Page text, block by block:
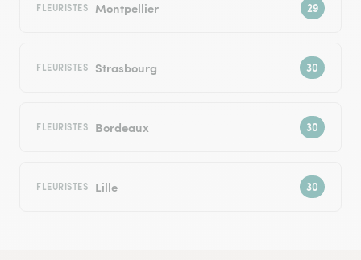
FLEURISTES Montpellier
FLEURISTES Strasbourg
FLEURISTES Bordeaux
FLEURISTES Lille